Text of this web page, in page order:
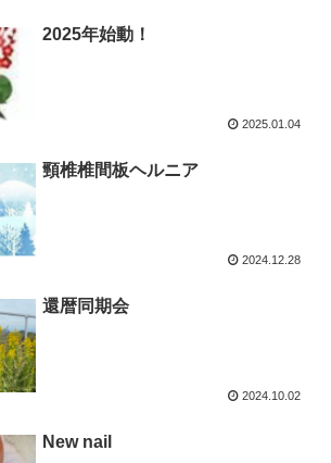
2025年始動！
2025.01.04
頸椎椎間板ヘルニア
2024.12.28
還暦同期会
2024.10.02
New nail